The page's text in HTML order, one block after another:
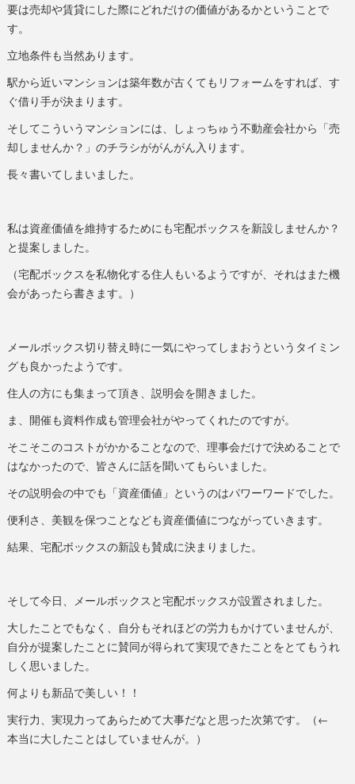
要は売却や賃貸にした際にどれだけの価値があるかということで
す。
立地条件も当然あります。
駅から近いマンションは築年数が古くてもリフォームをすれば、す
ぐ借り手が決まります。
そしてこういうマンションには、しょっちゅう不動産会社から「売
却しませんか？」のチラシががんがん入ります。
長々書いてしまいました。
私は資産価値を維持するためにも宅配ボックスを新設しませんか？
と提案しました。
（宅配ボックスを私物化する住人もいるようですが、それはまた機
会があったら書きます。）
メールボックス切り替え時に一気にやってしまおうというタイミン
グも良かったようです。
住人の方にも集まって頂き、説明会を開きました。
ま、開催も資料作成も管理会社がやってくれたのですが。
そこそこのコストがかかることなので、理事会だけで決めることで
はなかったので、皆さんに話を聞いてもらいました。
その説明会の中でも「資産価値」というのはパワーワードでした。
便利さ、美観を保つことなども資産価値につながっていきます。
結果、宅配ボックスの新設も賛成に決まりました。
そして今日、メールボックスと宅配ボックスが設置されました。
大したことでもなく、自分もそれほどの労力もかけていませんが、
自分が提案したことに賛同が得られて実現できたことをとてもうれ
しく思いました。
何よりも新品で美しい！！
実行力、実現力ってあらためて大事だなと思った次第です。（←
本当に大したことはしていませんが。）